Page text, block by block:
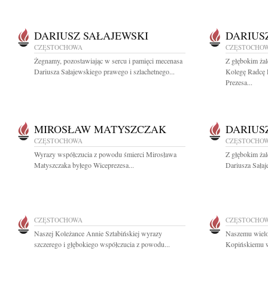
DARIUSZ SAŁAJEWSKI
CZĘSTOCHOWA
Żegnamy, pozostawiając w sercu i pamięci mecenasa
Dariusza Sałajewskiego prawego i szlachetnego...
Z głębokim
Kolegę Radcę
Prezesa...
MIROSŁAW MATYSZCZAK
CZĘSTOCHOWA
Wyrazy współczucia z powodu śmierci Mirosława
Matyszczaka byłego Wiceprezesa...
Z głębokim
Dariusza
CZĘSTOCHOWA
Naszej Koleżance Annie Sztabińskiej wyrazy
szczerego i głębokiego współczucia z powodu...
Naszemu
Kopińskiemu